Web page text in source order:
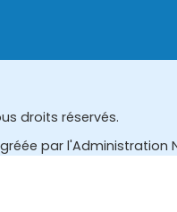
droits réservés.
par